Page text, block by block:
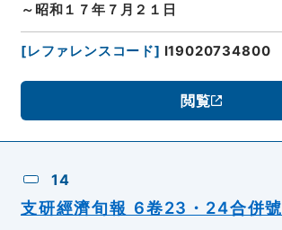
～昭和１７年７月２１日
[レファレンスコード] I19020734800
閲覧
14
支研經濟旬報 6卷23・24合併號